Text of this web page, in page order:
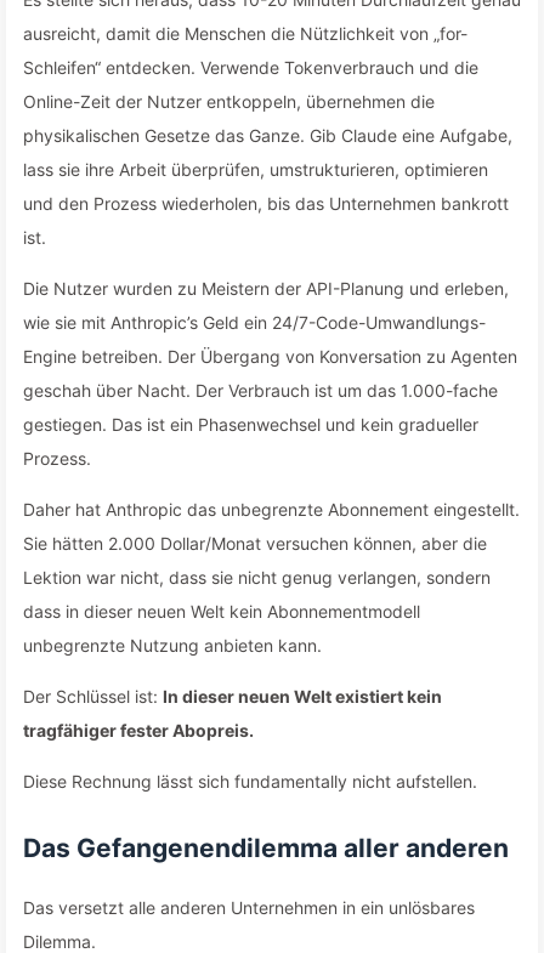
ausreicht, damit die Menschen die Nützlichkeit von „for-
Schleifen“ entdecken. Verwende Tokenverbrauch und die
Online-Zeit der Nutzer entkoppeln, übernehmen die
physikalischen Gesetze das Ganze. Gib Claude eine Aufgabe,
lass sie ihre Arbeit überprüfen, umstrukturieren, optimieren
und den Prozess wiederholen, bis das Unternehmen bankrott
ist.
Die Nutzer wurden zu Meistern der API-Planung und erleben,
wie sie mit Anthropic’s Geld ein 24/7-Code-Umwandlungs-
Engine betreiben. Der Übergang von Konversation zu Agenten
geschah über Nacht. Der Verbrauch ist um das 1.000-fache
gestiegen. Das ist ein Phasenwechsel und kein gradueller
Prozess.
Daher hat Anthropic das unbegrenzte Abonnement eingestellt.
Sie hätten 2.000 Dollar/Monat versuchen können, aber die
Lektion war nicht, dass sie nicht genug verlangen, sondern
dass in dieser neuen Welt kein Abonnementmodell
unbegrenzte Nutzung anbieten kann.
Der Schlüssel ist: In dieser neuen Welt existiert kein
tragfähiger fester Abopreis.
Diese Rechnung lässt sich fundamentally nicht aufstellen.
Das Gefangenendilemma aller anderen
Das versetzt alle anderen Unternehmen in ein unlösbares
Dilemma.